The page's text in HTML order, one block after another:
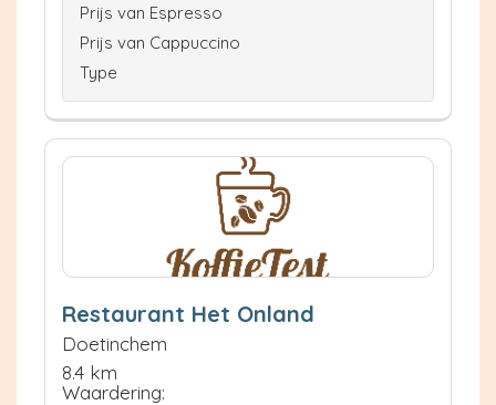
Prijs van Espresso
Prijs van Cappuccino
Type
Restaurant Het Onland
Doetinchem
8.4 km
Waardering: